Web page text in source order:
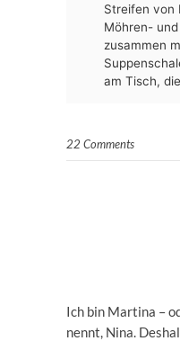
Streifen von
Möhren-
zusammen
am Tisch,
22 Comments
Ich bin Martina –
nennt, Nina.